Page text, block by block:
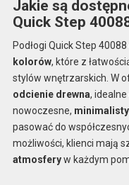
Jakie są
Quick Step
Podłogi Quick Step
kolorów, które z
stylów wnętrzarskich. W
odcienie drewna,
nowoczesne,
pasować do
możliwości, klienci mają
atmosferyw każdym